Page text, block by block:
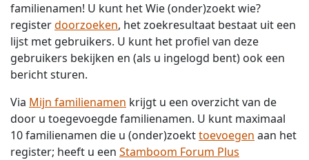
familienamen! U kunt het Wie (onder)zoekt wie?
registerdoorzoeken, het zoekresultaat bestaat uit een
lijst met gebruikers. U kunt het profiel van deze
gebruikers bekijken en (als u ingelogd bent) ook een
bericht sturen.
Via Mijn familienamen krijgt u een overzicht van de
door u toegevoegde familienamen. U kunt maximaal
10 familienamen die u (onder)zoekttoevoegen aan het
register; heeft u een Stamboom Forum Plus